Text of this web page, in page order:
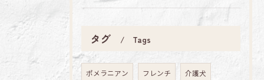
タグ Tags
ポメラニアン フレンチ 介護犬